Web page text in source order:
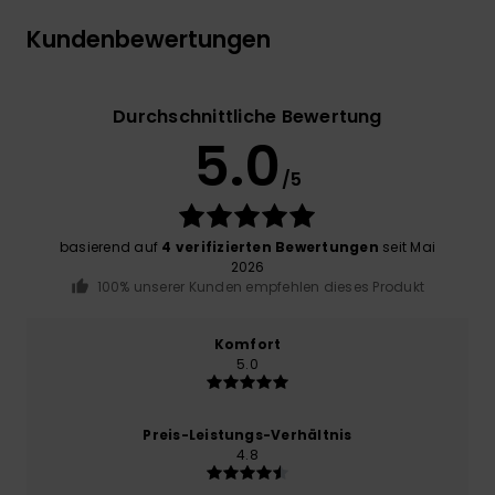
Kundenbewertungen
Durchschnittliche Bewertung
5.0 /5
basierend auf 4 verifizierten Bewertungen seit Mai
2026
100% unserer Kunden empfehlen dieses Produkt
Komfort
5.0
Preis-Leistungs-Verhältnis
4.8